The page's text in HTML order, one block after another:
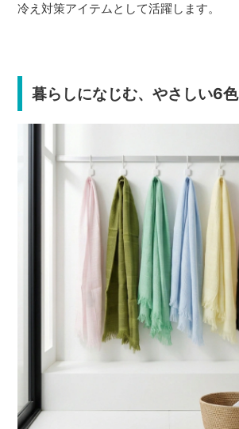
冷え対策アイテムとして活躍します。
暮らしになじむ、やさしい6色